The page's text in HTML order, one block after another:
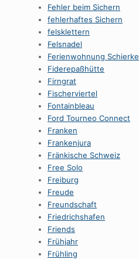
Fehler beim Sichern
fehlerhaftes Sichern
felsklettern
Felsnadel
Ferienwohnung Schierke
Fiderepaßhütte
Firngrat
Fischerviertel
Fontainbleau
Ford Tourneo Connect
Franken
Frankenjura
Fränkische Schweiz
Free Solo
Freiburg
Freude
Freundschaft
Friedrichshafen
Friends
Frühjahr
Frühling